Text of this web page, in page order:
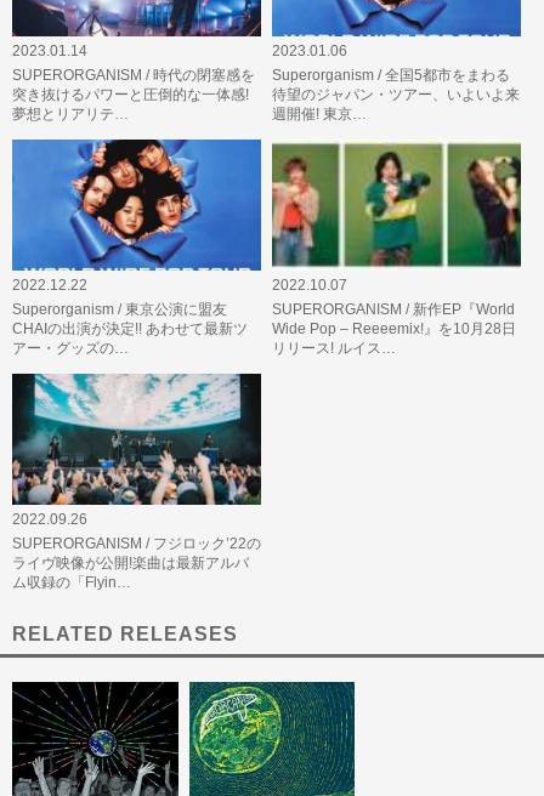
2023.01.14
SUPERORGANISM / 時代の閉塞感を
突き抜けるパワーと圧倒的な一体感!
夢想とリアリテ…
2023.01.06
Superorganism / 全国5都市をまわる
待望のジャパン・ツアー、いよいよ来
週開催! 東京…
2022.12.22
Superorganism / 東京公演に盟友
CHAIの出演が決定!! あわせて最新ツ
アー・グッズの…
2022.10.07
SUPERORGANISM / 新作EP『World
Wide Pop – Reeeemix!』を10月28日
リリース! ルイス…
2022.09.26
SUPERORGANISM / フジロック’22の
ライヴ映像が公開!楽曲は最新アルバ
ム収録の「Flyin…
RELATED RELEASES